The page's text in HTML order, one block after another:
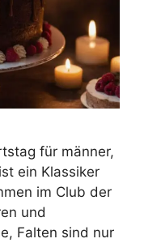
für männer,
ein Klassiker
im Club der
und
Falten sind nur